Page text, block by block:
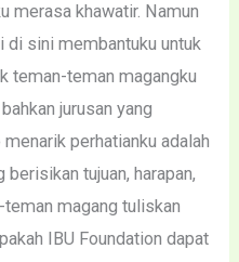
merasa khawatir. Namun
di sini membantuku untuk
teman-teman magangku
jurusan yang
perhatianku adalah
berisikan tujuan, harapan,
magang tuliskan
IBU Foundation dapat